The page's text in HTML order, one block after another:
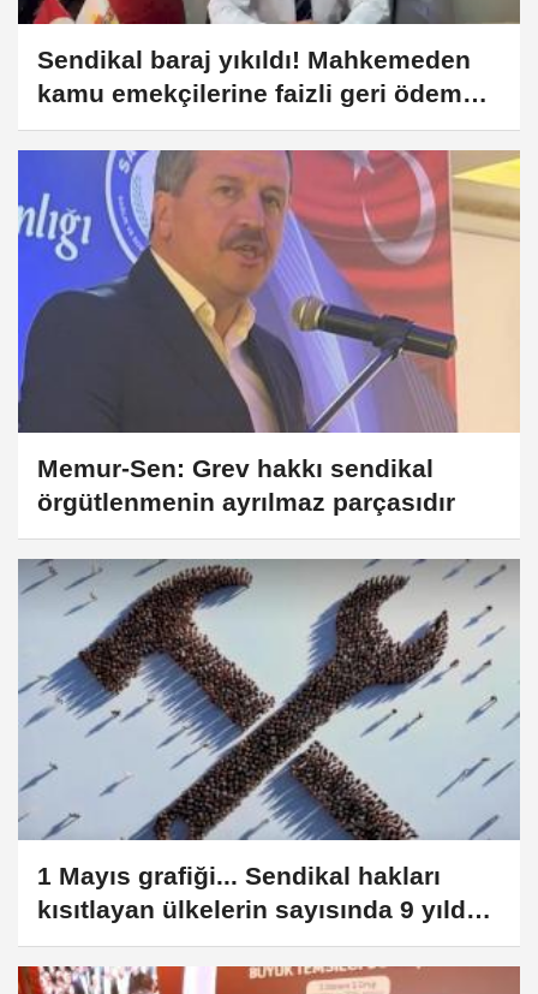
Sendikal baraj yıkıldı! Mahkemeden
kamu emekçilerine faizli geri ödeme
kararı
Memur-Sen: Grev hakkı sendikal
örgütlenmenin ayrılmaz parçasıdır
1 Mayıs grafiği... Sendikal hakları
kısıtlayan ülkelerin sayısında 9 yılda
ciddi artış!